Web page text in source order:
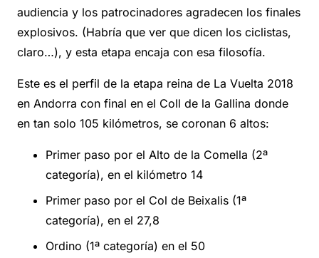
audiencia y los patrocinadores agradecen los finales
explosivos. (Habría que ver que dicen los ciclistas,
claro…), y esta etapa encaja con esa filosofía.
Este es el perfil de la etapa reina de La Vuelta 2018
en Andorra con final en el Coll de la Gallina donde
en tan solo 105 kilómetros, se coronan 6 altos:
Primer paso por el Alto de la Comella (2ª
categoría), en el kilómetro 14
Primer paso por el Col de Beixalis (1ª
categoría), en el 27,8
Ordino (1ª categoría) en el 50